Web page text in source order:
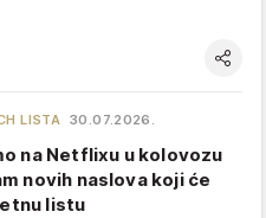
LISTA 30.07.2026.
na Netflixu u kolovozu
novih naslova koji će
listu